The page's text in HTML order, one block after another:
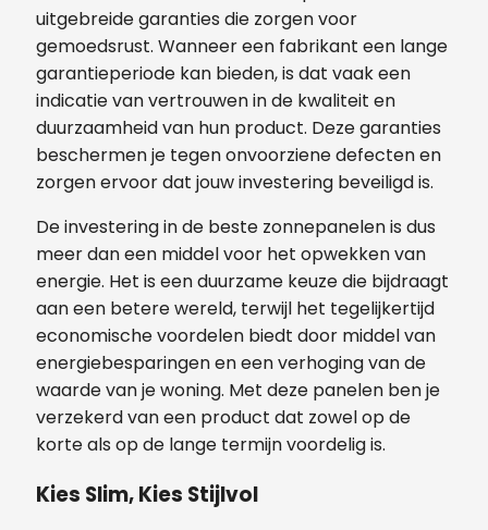
uitgebreide garanties die zorgen voor
gemoedsrust. Wanneer een fabrikant een lange
garantieperiode kan bieden, is dat vaak een
indicatie van vertrouwen in de kwaliteit en
duurzaamheid van hun product. Deze garanties
beschermen je tegen onvoorziene defecten en
zorgen ervoor dat jouw investering beveiligd is.
De investering in de beste zonnepanelen is dus
meer dan een middel voor het opwekken van
energie. Het is een duurzame keuze die bijdraagt
aan een betere wereld, terwijl het tegelijkertijd
economische voordelen biedt door middel van
energiebesparingen en een verhoging van de
waarde van je woning. Met deze panelen ben je
verzekerd van een product dat zowel op de
korte als op de lange termijn voordelig is.
Kies Slim, Kies Stijlvol